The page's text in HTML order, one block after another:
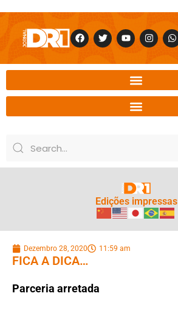
Edições impressas
Dezembro 28, 2020 11:59 am
FICA A DICA…
Parceria arretada